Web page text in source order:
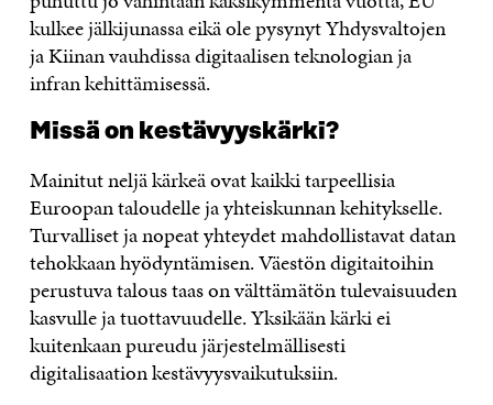
kulkee jälkijunassa eikä ole pysynyt Yhdysvaltojen
ja Kiinan vauhdissa digitaalisen teknologian ja
infran kehittämisessä.
Missä on kestävyyskärki?
Mainitut neljä kärkeä ovat kaikki tarpeellisia
Euroopan taloudelle ja yhteiskunnan kehitykselle.
Turvalliset ja nopeat yhteydet mahdollistavat datan
tehokkaan hyödyntämisen. Väestön digitaitoihin
perustuva talous taas on välttämätön tulevaisuuden
kasvulle ja tuottavuudelle. Yksikään kärki ei
kuitenkaan pureudu järjestelmällisesti
digitalisaation kestävyysvaikutuksiin.